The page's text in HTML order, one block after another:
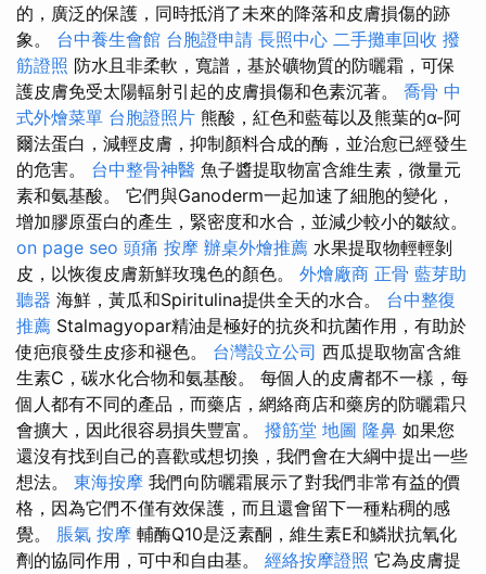
的，廣泛的保護，同時抵消了未來的降落和皮膚損傷的跡
象。 台中養生會館 台胞證申請 長照中心 二手攤車回收 撥
筋證照 防水且非柔軟，寬譜，基於礦物質的防曬霜，可保
護皮膚免受太陽輻射引起的皮膚損傷和色素沉著。 喬骨 中
式外燴菜單 台胞證照片 熊酸，紅色和藍莓以及熊葉的α-阿
爾法蛋白，減輕皮膚，抑制顏料合成的酶，並治愈已經發生
的危害。 台中整骨神醫 魚子醬提取物富含維生素，微量元
素和氨基酸。 它們與Ganoderm一起加速了細胞的變化，
增加膠原蛋白的產生，緊密度和水合，並減少較小的皺紋。
on page seo 頭痛 按摩 辦桌外燴推薦 水果提取物輕輕剝
皮，以恢復皮膚新鮮玫瑰色的顏色。 外燴廠商 正骨 藍芽助
聽器 海鮮，黃瓜和Spiritulina提供全天的水合。 台中整復
推薦 Stalmagyopar精油是極好的抗炎和抗菌作用，有助於
使疤痕發生皮疹和褪色。 台灣設立公司 西瓜提取物富含維
生素C，碳水化合物和氨基酸。 每個人的皮膚都不一樣，每
個人都有不同的產品，而藥店，網絡商店和藥房的防曬霜只
會擴大，因此很容易損失豐富。 撥筋堂 地圖 隆鼻 如果您
還沒有找到自己的喜歡或想切換，我們會在大綱中提出一些
想法。 東海按摩 我們向防曬霜展示了對我們非常有益的價
格，因為它們不僅有效保護，而且還會留下一種粘稠的感
覺。 脹氣 按摩 輔酶Q10是泛素酮，維生素E和鱗狀抗氧化
劑的協同作用，可中和自由基。 經絡按摩證照 它為皮膚提